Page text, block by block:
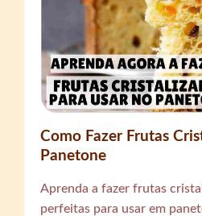
Como Fazer Frutas
Panetone
Aprenda a fazer frutas
perfeitas para usar em